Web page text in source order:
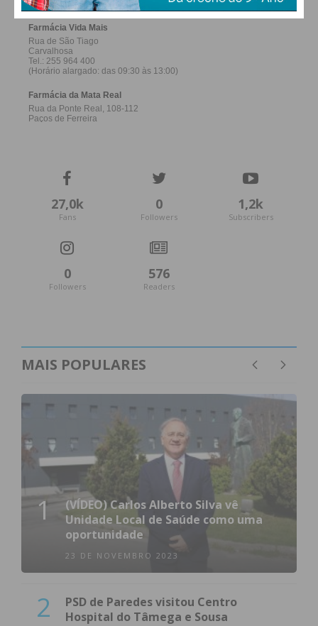
27,0k
Fans
0
Followers
1,2k
Subscribers
0
Followers
576
Readers
MAIS POPULARES
1
(VÍDEO) Carlos Alberto Silva vê
Unidade Local de Saúde como uma
oportunidade
23 DE NOVEMBRO 2023
2
PSD de Paredes visitou Centro
Hospital do Tâmega e Sousa